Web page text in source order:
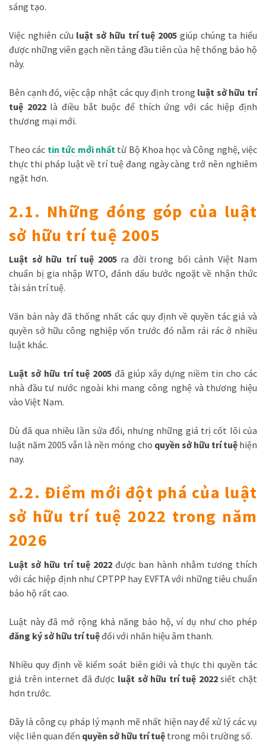
sáng tạo.
Việc nghiên cứu luật sở hữu trí tuệ 2005 giúp chúng ta hiểu
được những viên gạch nền tảng đầu tiên của hệ thống bảo hộ
này.
Bên cạnh đó, việc cập nhật các quy định trong luật sở hữu trí
tuệ 2022là điều bắt buộc để thích ứng với các hiệp định
thương mại mới.
Theo các tin tức mới nhất từ Bộ Khoa học và Công nghệ, việc
thực thi pháp luật về trí tuệ đang ngày càng trở nên nghiêm
ngặt hơn.
2.1. Những đóng góp của luật
sở hữu trí tuệ 2005
Luật sở hữu trí tuệ 2005ra đời trong bối cảnh Việt Nam
chuẩn bị gia nhập WTO, đánh dấu bước ngoặt về nhận thức
tài sản trí tuệ.
Văn bản này đã thống nhất các quy định về quyền tác giả và
quyền sở hữu công nghiệp vốn trước đó nằm rải rác ở nhiều
luật khác.
Luật sở hữu trí tuệ 2005 đã giúp xây dựng niềm tin cho các
nhà đầu tư nước ngoài khi mang công nghệ và thương hiệu
vào Việt Nam.
Dù đã qua nhiều lần sửa đổi, nhưng những giá trị cốt lõi của
luật năm 2005 vẫn là nền móng cho quyền sở hữu trí tuệhiện
nay.
2.2. Điểm mới đột phá của luật
sở hữu trí tuệ 2022 trong năm
2026
Luật sở hữu trí tuệ 2022 được ban hành nhằm tương thích
với các hiệp định như CPTPP hay EVFTA với những tiêu chuẩn
bảo hộ rất cao.
Luật này đã mở rộng khả năng bảo hộ, ví dụ như cho phép
đăng ký sở hữu trí tuệđối với nhãn hiệu âm thanh.
Nhiều quy định về kiểm soát biên giới và thực thi quyền tác
giả trên internet đã được luật sở hữu trí tuệ 2022siết chặt
hơn trước.
Đây là công cụ pháp lý mạnh mẽ nhất hiện nay để xử lý các vụ
việc liên quan đến quyền sở hữu trí tuệ trong môi trường số.